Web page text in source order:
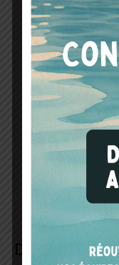
DANS LA